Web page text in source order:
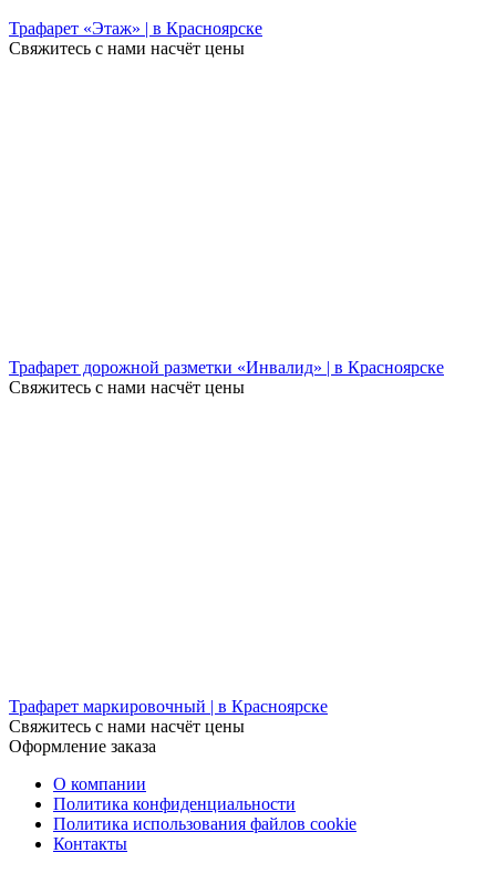
Трафарет «Этаж» | в Красноярске
Свяжитесь с нами насчёт цены
Трафарет дорожной разметки «Инвалид» | в Красноярске
Свяжитесь с нами насчёт цены
Трафарет маркировочный | в Красноярске
Свяжитесь с нами насчёт цены
Оформление заказа
О компании
Политика конфиденциальности
Политика использования файлов cookie
Контакты